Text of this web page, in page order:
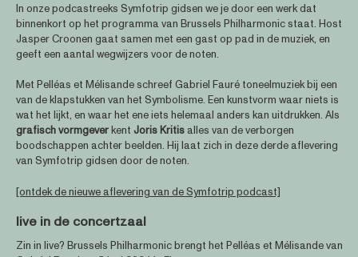
In onze podcastreeks Symfotrip gidsen we je door een werk dat
binnenkort op het programma van Brussels Philharmonic staat. Host
Jasper Croonen gaat samen met een gast op pad in de muziek, en
geeft een aantal wegwijzers voor de noten.
Met Pelléas et Mélisande schreef Gabriel Fauré toneelmuziek bij een
van de klapstukken van het Symbolisme. Een kunstvorm waar niets is
wat het lijkt, en waar het ene iets helemaal anders kan uitdrukken. Als
grafisch vormgeverkent Joris Kritis alles van de verborgen
boodschappen achter beelden. Hij laat zich in deze derde aflevering
van Symfotrip gidsen door de noten.
[ontdek de nieuwe aflevering van de Symfotrip podcast]
live in de concertzaal
Zin in live? Brussels Philharmonic brengt het Pelléas et Mélisande van